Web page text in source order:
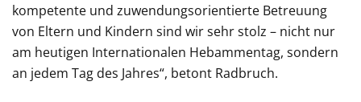
kompetente und zuwendungsorientierte Betreuung
von Eltern und Kindern sind wir sehr stolz – nicht nur
am heutigen Internationalen Hebammentag, sondern
an jedem Tag des Jahres“, betont Radbruch.